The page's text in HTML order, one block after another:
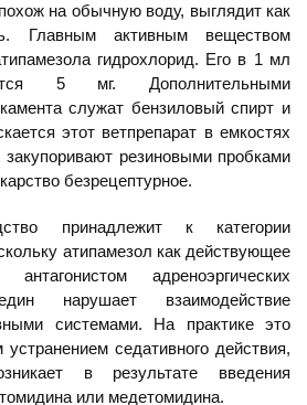
на обычную воду, выглядит как
Главным активным веществом
гидрохлорид. Его в 1 мл
5 мг. Дополнительными
служат бензиловый спирт и
этот ветпрепарат в емкостях
закупоривают резиновыми пробками
безрецептурное.
принадлежит к категории
атипамезол как действующее
адреноэргических
нарушает взаимодействие
системами. На практике это
седативного действия,
в результате введения
или медетомидина.